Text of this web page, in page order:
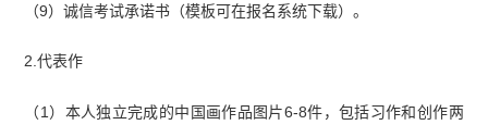
（9）诚信考试承诺书（模板可在报名系统下载）。
2.代表作
（1）本人独立完成的中国画作品图片6-8件，包括习作和创作两